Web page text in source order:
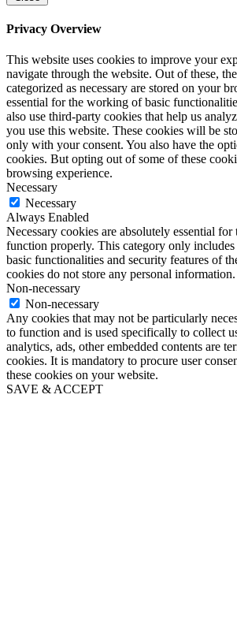
Privacy Overview
This website uses cookies to improve your
navigate through the website. Out of these,
categorized as necessary are stored on your
essential for the working of basic
also use third-party cookies that help us
you use this website. These cookies will be
only with your consent. You also have the
cookies. But opting out of some of these
browsing experience.
Necessary
Necessary
Always Enabled
Necessary cookies are absolutely essential for
function properly. This category only includes
basic functionalities and security features of
cookies do not store any personal information.
Non-necessary
Non-necessary
Any cookies that may not be particularly
to function and is used specifically to collect
analytics, ads, other embedded contents are
cookies. It is mandatory to procure user
these cookies on your website.
SAVE & ACCEPT